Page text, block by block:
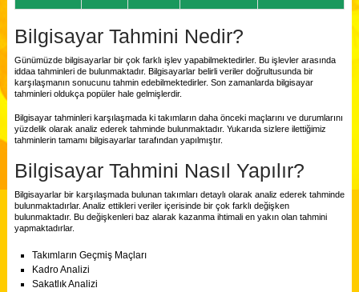
Bilgisayar Tahmini Nedir?
Günümüzde bilgisayarlar bir çok farklı işlev yapabilmektedirler. Bu işlevler arasında
iddaa tahminleri de bulunmaktadır. Bilgisayarlar belirli veriler doğrultusunda bir
karşılaşmanın sonucunu tahmin edebilmektedirler. Son zamanlarda bilgisayar
tahminleri oldukça popüler hale gelmişlerdir.
Bilgisayar tahminleri karşılaşmada ki takımların daha önceki maçlarını ve durumlarını
yüzdelik olarak analiz ederek tahminde bulunmaktadır. Yukarıda sizlere ilettiğimiz
tahminlerin tamamı bilgisayarlar tarafından yapılmıştır.
Bilgisayar Tahmini Nasıl Yapılır?
Bilgisayarlar bir karşılaşmada bulunan takımları detaylı olarak analiz ederek tahminde
bulunmaktadırlar. Analiz ettikleri veriler içerisinde bir çok farklı değişken
bulunmaktadır. Bu değişkenleri baz alarak kazanma ihtimali en yakın olan tahmini
yapmaktadırlar.
Takımların Geçmiş Maçları
Kadro Analizi
Sakatlık Analizi